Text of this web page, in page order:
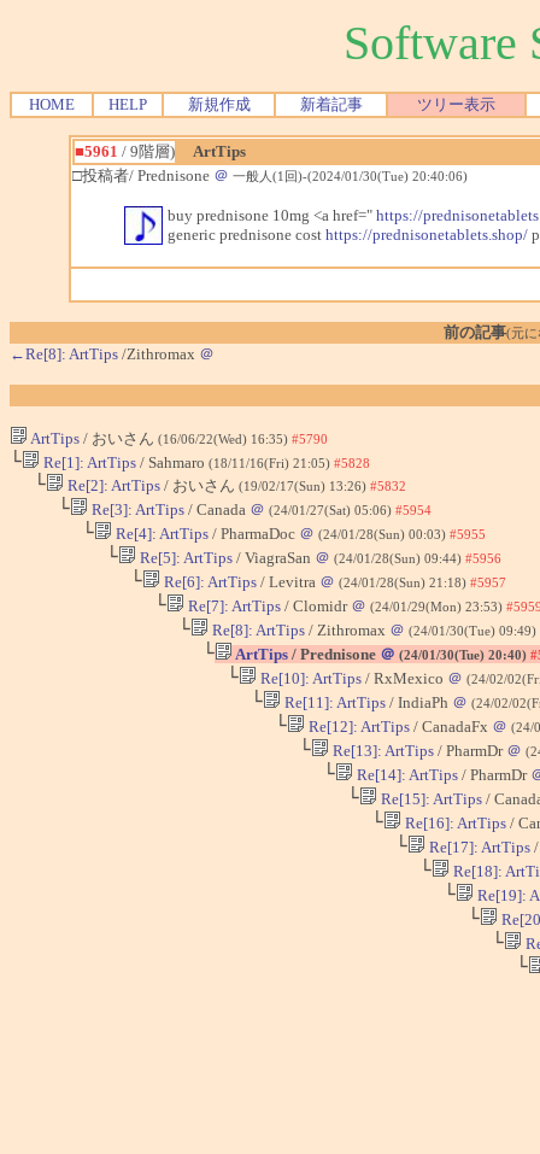
Software
HOME HELP 新規作成 新着記事 ツリー表示
■5961 / 9階層)
ArtTips
□投稿者/ Prednisone ＠ 一般人(1回)-(2024/01/30(Tue) 20:40:06)
buy prednisone 10mg <a href=" https://
generic prednisone cost https://prednisonetablets.shop/
前の記事(元に
←Re[8]: ArtTips /Zithromax ＠
ArtTips / おいさん (16/06/22(Wed) 16:35) #5790
└ Re[1]: ArtTips / Sahmaro (18/11/16(Fri) 21:05) #5828
└ Re[2]: ArtTips / おいさん (19/02/17(Sun) 13:26) #5832
└ Re[3]: ArtTips / Canada ＠ (24/01/27(Sat) 05:06) #5954
└ Re[4]: ArtTips / PharmaDoc ＠ (24/01/28(Sun) 00:03) #5955
└ Re[5]: ArtTips / ViagraSan ＠ (24/01/28(Sun) 09:44) #5956
└ Re[6]: ArtTips / Levitra ＠ (24/01/28(Sun) 21:18) #5957
└ Re[7]: ArtTips / Clomidr ＠ (24/01/29(Mon) 23:53)
└ Re[8]: ArtTips / Zithromax ＠ (24/01/30(Tue) 09:49)
└ ArtTips / Prednisone ＠ (24/01/30(Tue) 20:40)
└ Re[10]: ArtTips / RxMexico ＠ (24/02/
└ Re[11]: ArtTips / IndiaPh ＠ (24/02/
└ Re[12]: ArtTips / CanadaFx ＠ (24/
└ Re[13]: ArtTips / PharmDr ＠
└ Re[14]: ArtTips / PharmDr
└ Re[15]: ArtTips /
└ Re[16]: ArtTips /
└ Re[17]: ArtTips
└ Re[18]:
└ Re[19]:
└
└
└